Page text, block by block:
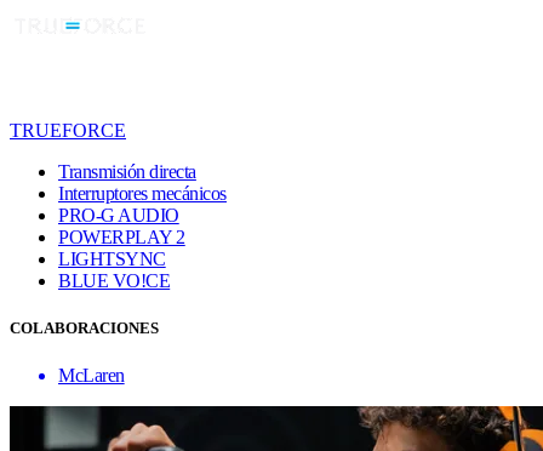
TRUEFORCE
Transmisión directa
Interruptores mecánicos
PRO-G AUDIO
POWERPLAY 2
LIGHTSYNC
BLUE VO!CE
COLABORACIONES
McLaren